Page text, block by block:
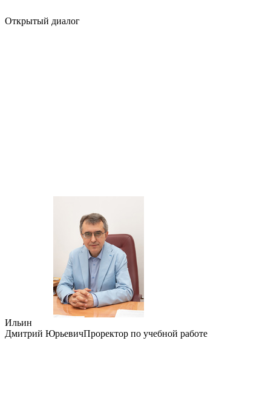
Открытый диалог
Ильин
Дмитрий ЮрьевичПроректор по учебной работе